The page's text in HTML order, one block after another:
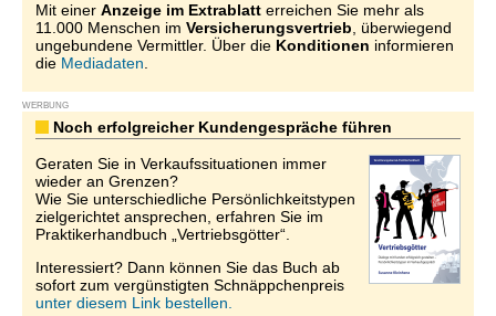
Mit einer Anzeige im Extrablatt erreichen Sie mehr als
11.000 Menschen im Versicherungsvertrieb , überwiegend
ungebundene Vermittler. Über die Konditionen informieren
die Mediadaten
WERBUNG
Noch erfolgreicher Kundengespräche führen
Geraten Sie in Verkaufssituationen immer
wieder an Grenzen?
Wie Sie unterschiedliche Persönlichkeitstypen
zielgerichtet ansprechen, erfahren Sie im
Praktikerhandbuch „Vertriebsgötter“.
Interessiert? Dann können Sie das Buch ab
sofort zum vergünstigten Schnäppchenpreis
unter diesem Link bestellen.